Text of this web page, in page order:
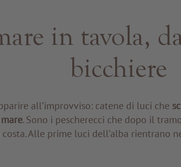
in tavola,
bicchiere
all’improvviso: catene di luci che
. Sono i pescherecci che dopo il
Alle prime luci dell’alba rientrano